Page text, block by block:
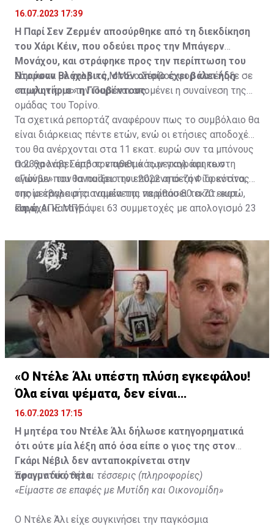
16.07.2023 17:39
Η Παρί Σεν Ζερμέν αποσύρθηκε από τη διεκδίκηση
του Χάρι Κέιν, που οδεύει προς την Μπάγερν
Μονάχου, και στράφηκε προς την περίπτωση του
Ντούσαν Βλάχοβιτς, στον οποίο έχει βάλει ήδη
«πωλητήριο» η Γιουβέντους.
Σύμφωνα με γαλλικά ΜΜΕ ο Σέρβος φορ κατέληξε σε
συμφωνία με την Παρί και απομένει η συναίνεση της
ομάδας του Τορίνο.
Τα σχετικά ρεπορτάζ αναφέρουν πως το συμβόλαιο θα
είναι διάρκειας πέντε ετών, ενώ οι ετήσιες αποδοχές
του θα ανέρχονται στα 11 εκατ. ευρώ συν τα μπόνους
που θα λάβει από τον αριθμό των γκολ και των
αγώνων που θα παίξει την επόμενη σεζόν. Το κόστος
της μεταγραφής αναμένεται να φθάσει τα 70 εκατ.
ευρώ.
Ο 23χρονος Σέρβος επιθετικός μεταγράφηκε στη
«Γιούβε» τον Ιανουάριο του 2022 από τη Φιορεντίνα, η
οποία έβαλε στα ταμεία της περίπου 80 εκατ. ευρώ,
και έχει καταγράψει 63 συμμετοχές με απολογισμό 23
Πηγή: ΑΠΕ ΜΠΕ
«Ο Ντέλε Άλι υπέστη πλύση εγκεφάλου!
Όλα είναι ψέματα, δεν είναι
υιοθετημένος»
16.07.2023 17:15
Η μητέρα του Ντέλε Άλι δήλωσε κατηγορηματικά
ότι ούτε μία λέξη από όσα είπε ο γιος της στον
Γκάρι Νέβιλ δεν ανταποκρίνεται στην
πραγματικότητα.
Έφυγαν δύο, θέλει τέσσερις (πληροφορίες)
«Είμαστε σε επαφές με Μυτίδη και Οικονομίδη»
Ο Ντέλε Άλι είχε συγκινήσει την παγκόσμια